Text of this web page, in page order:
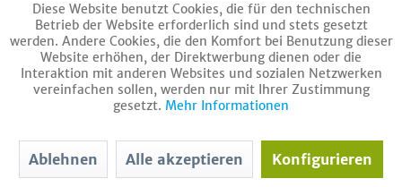
Daikin Wasseraufbereitungssystem Bambini 153047
Artikel-Nr.:20861
Bruttogewicht:
30 Kg
444,00 € * (24% gespart)
inkl. MwSt.zzgl. Versandkosten
Diese Website benutzt Cookies, die für den technischen
Betrieb der Website erforderlich sind und stets gesetzt
werden. Andere Cookies, die den Komfort bei Benutzung dieser
Website erhöhen, der Direktwerbung dienen oder die
Interaktion mit anderen Websites und sozialen Netzwerken
vereinfachen sollen, werden nur mit Ihrer Zustimmung
gesetzt. Mehr Informationen
Ablehnen Alle akzeptieren Konfigurieren